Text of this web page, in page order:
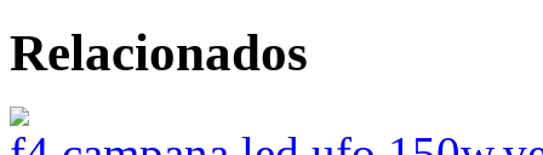
Relacionados